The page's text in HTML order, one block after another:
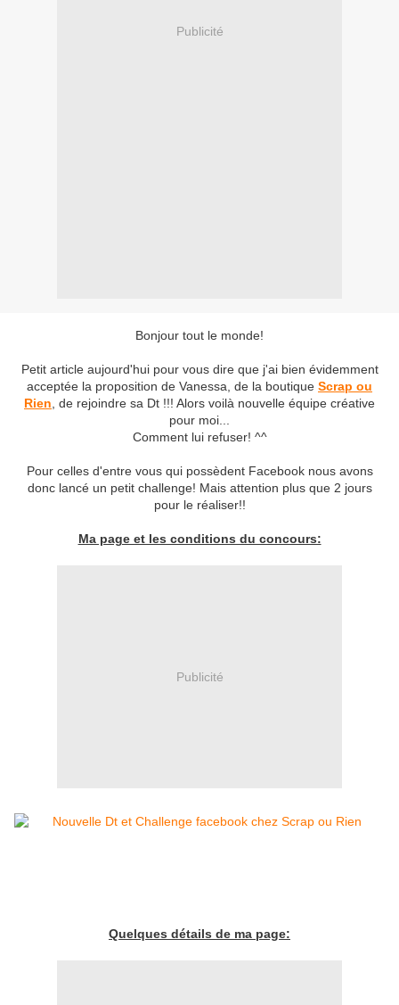
Publicité
Bonjour tout le monde!
Petit article aujourd'hui pour vous dire que j'ai bien évidemment
acceptée la proposition de Vanessa, de la boutique Scrap ou
Rien , de rejoindre sa Dt !!! Alors voilà nouvelle équipe créative
pour moi...
Comment lui refuser! ^^
Pour celles d'entre vous qui possèdent Facebook nous avons
donc lancé un petit challenge! Mais attention plus que 2 jours
pour le réaliser!!
Ma page et les conditions du concours:
Publicité
Quelques détails de ma page: